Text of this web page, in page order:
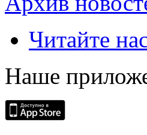
Читайте
Наше